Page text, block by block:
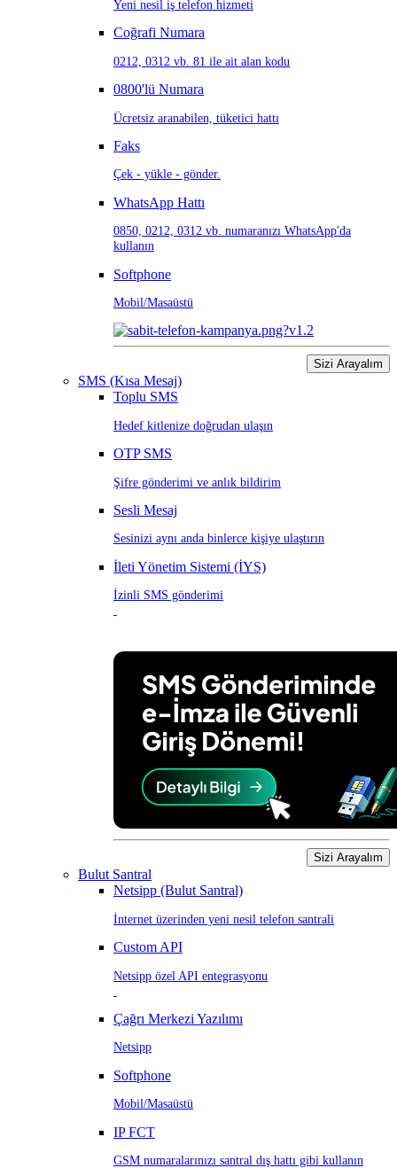
Yeni nesil iş telefon hizmeti
Coğrafi Numara
0212, 0312 vb. 81 ile ait alan kodu
0800'lü Numara
Ücretsiz aranabilen, tüketici hattı
Faks
Çek - yükle - gönder.
WhatsApp Hattı
0850, 0212, 0312 vb. numaranızı WhatsApp'da
kullanın
Softphone
Mobil/Masaüstü
Sizi Arayalım
SMS (Kısa Mesaj)
Toplu SMS
Hedef kitlenize doğrudan ulaşın
OTP SMS
Şifre gönderimi ve anlık bildirim
Sesli Mesaj
Sesinizi aynı anda binlerce kişiye ulaştırın
İleti Yönetim Sistemi (İYS)
İzinli SMS gönderimi
Sizi Arayalım
Bulut Santral
Netsipp (Bulut Santral)
İnternet üzerinden yeni nesil telefon santrali
Custom API
Netsipp özel API entegrasyonu
Çağrı Merkezi Yazılımı
Netsipp
Softphone
Mobil/Masaüstü
IP FCT
GSM numaralarınızı santral dış hattı gibi kullanın